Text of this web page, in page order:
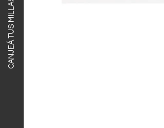
CANJEÁ TUS MILLAS ITAÚ